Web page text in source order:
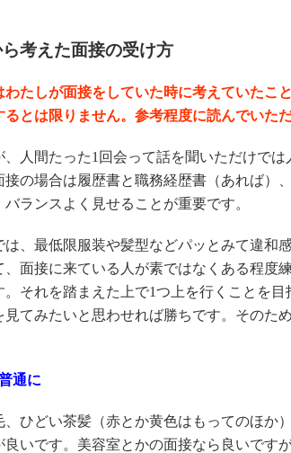
考えた面接の受け方
わたしが面接をしていた時に考えていたこ
とは限りません。参考程度に読んでいた
人間たった1回会って話を聞いただけでは
接の場合は履歴書と職務経歴書（あれば）
ランスよく見せることが重要です。
、最低限服装や髪型などパッとみて違和
、面接に来ている人が素ではなくある程度
。それを踏まえた上で1つ上を行くことを
見てみたいと思わせれば勝ちです。そのた
通に
ひどい茶髪（赤とか黄色はもってのほか
いです。美容室とかの面接なら良いです